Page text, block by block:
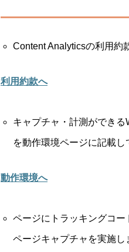
Content Analyticsの利用約
利用約款へ
キャプチャ・計測ができ
を動作環境ページに記載し
動作環境へ
ページにトラッキングコー
ページキャプチャを実施